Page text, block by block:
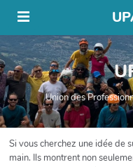
Union des
Si vous cherchez une idée de
main. Ils montrent non